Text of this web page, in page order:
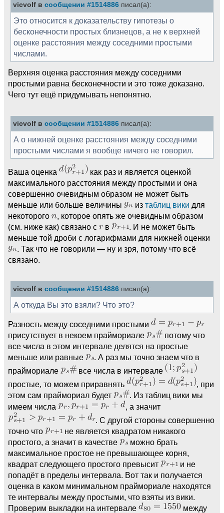
vicvolf в сообщении #1514886 писал(а):
Это относится к доказательству гипотезы о
бесконечности простых близнецов, а не к верхней
оценке расстояния между соседними простыми
числами.
Верхняя оценка расстояния между соседними
простыми равна бесконечности и это тоже доказано.
Чего тут ещё придумывать непонятно.
vicvolf в сообщении #1514886 писал(а):
А о нижней оценке расстояния между соседними
простыми числами я вообще ничего не говорил.
Ваша оценка
как раз и является оценкой
максимального расстояния между простыми и она
совершенно очевидным образом не может быть
меньше или больше величины
из таблиц вики для
некоторого
, которое опять же очевидным образом
(см. ниже как) связано с
в
. И не может быть
меньше той дроби с логарифмами для нижней оценки
. Так что не говорили — ну и зря, потому что всё
связано.
vicvolf в сообщении #1514886 писал(а):
А откуда Вы это взяли? Что это?
Разность между соседними простыми
присутствует в некоем праймориале
потому что
все числа в этом интервале делятся на простые
меньше или равные
. А раз мы точно знаем что в
праймориале
все числа в интервале
простые, то можем приравнять
, при
этом сам праймориал будет
. Из таблиц вики мы
имеем числа
, а значит
. С другой стороны совершенно
точно что
не является квадратом никакого
простого, а значит в качестве
можно брать
максимальное простое не превышающее корня,
квадрат следующего простого превысит
и не
попадёт в пределы интервала. Вот так и получается
оценка в каком минимальном праймориале находятся
те интервалы между простыми, что взяты из вики.
Проверим выкладки на интервале
между